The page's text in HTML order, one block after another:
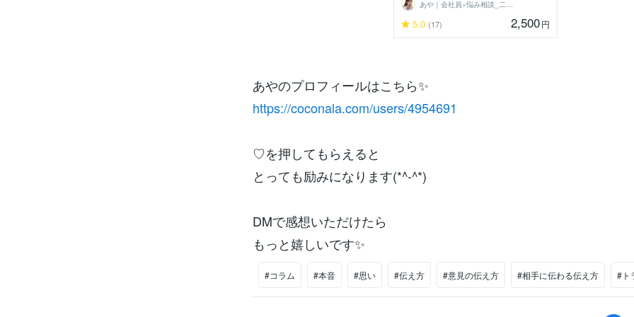
あや｜会社員×悩み相談_二刀流メガネ女子
5.0 (17) 2,500円
あやのプロフィールはこちら✨
https://coconala.com/users/4954691
♡を押してもらえると
とっても励みになります(*^-^*)
DMで感想いただけたら
もっと嬉しいです✨
#コラム #本音 #思い #伝え方 #意見の伝え方 #相手に伝わる伝え方 #ト